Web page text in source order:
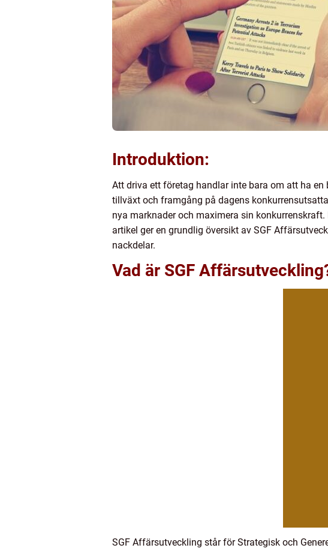
Introduktion:
Att driva ett företag handlar inte bara om att ha
tillväxt och framgång på dagens
nya marknader och maximera sin
artikel ger en grundlig översikt av SGF
nackdelar.
Vad är SGF
SGF Affärsutveckling står för Strategisk och